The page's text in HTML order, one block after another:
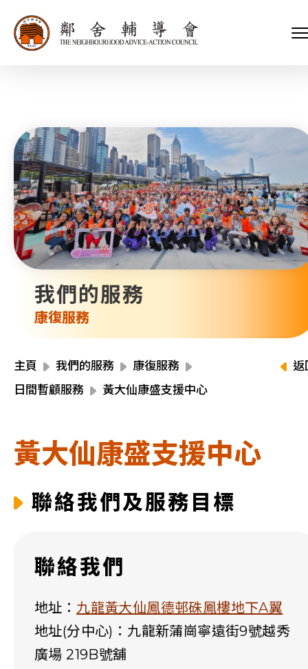
我們的服務
康復服務
主頁 我們的服務
康復服務
日間暫顧服務
黃大仙康盛支援中心
返
黃大仙康盛支援中心
聯絡我們及服務目標
聯絡我們
地址： 九龍黃大仙鳳德邨硃鳳樓地下A翼
地址(分中心)： 九龍新蒲崗寧遠街9號越秀
廣場 219B號舖
會長、副會長
執行委員會及總幹事
招標項目
關於我們
家庭及兒童福利服務
青少年服務
內地服務
教育服務
醫療衞生服務
社會企業
我們的服務
我們的夥伴
捐款方法
支持我們
新聞稿及媒體報導
會訊及刊物
活動報名
加入我們
聯絡我們